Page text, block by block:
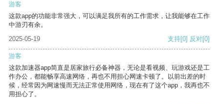
游客
这款app的功能非常强大，可以满足我所有的工作需求，让我能够在工作
中游刃有余。
2025-05-19
支持[0] 反对[0]
游客
这款加速器app简直是居家旅行必备神器，无论是看视频、玩游戏还是工
作办公，都能畅享高速网络，再也不用担心网速卡顿了。以前出差的时
候，经常因为网速慢而无法正常使用网络，现在有了这个app，我再也不
用担心了。